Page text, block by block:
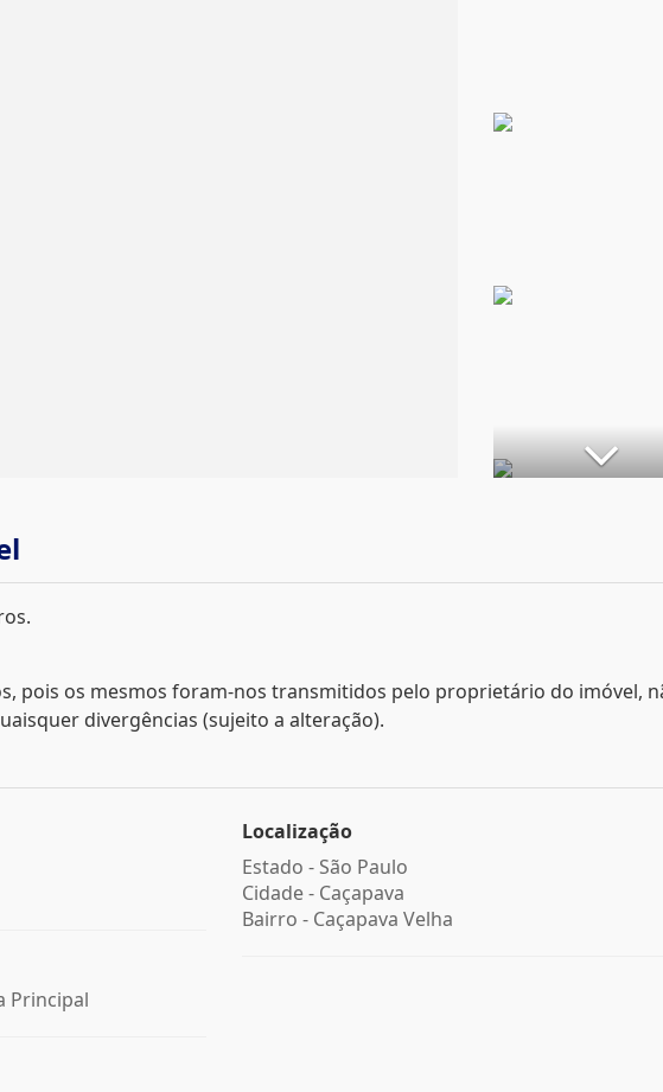
pois os mesmos foram-nos transmitidos pelo proprietário do imóvel,
divergências (sujeito a alteração).
Principal
Localização
Estado - São Paulo
Cidade - Caçapava
Bairro - Caçapava Velha